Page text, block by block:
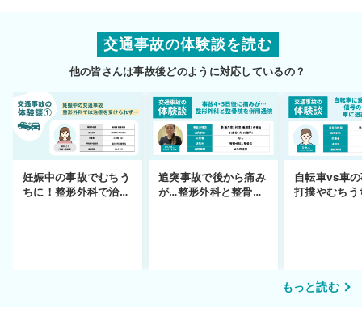
交通事故の体験談を読む
他の皆さんは事故後どのように対応しているの？
妊娠中の事故でむちう
ちに！整形外科で治療
追突事故で後から痛み
が…整形外科と整骨院
自転車vs車
打撲やむちう
もっと読む